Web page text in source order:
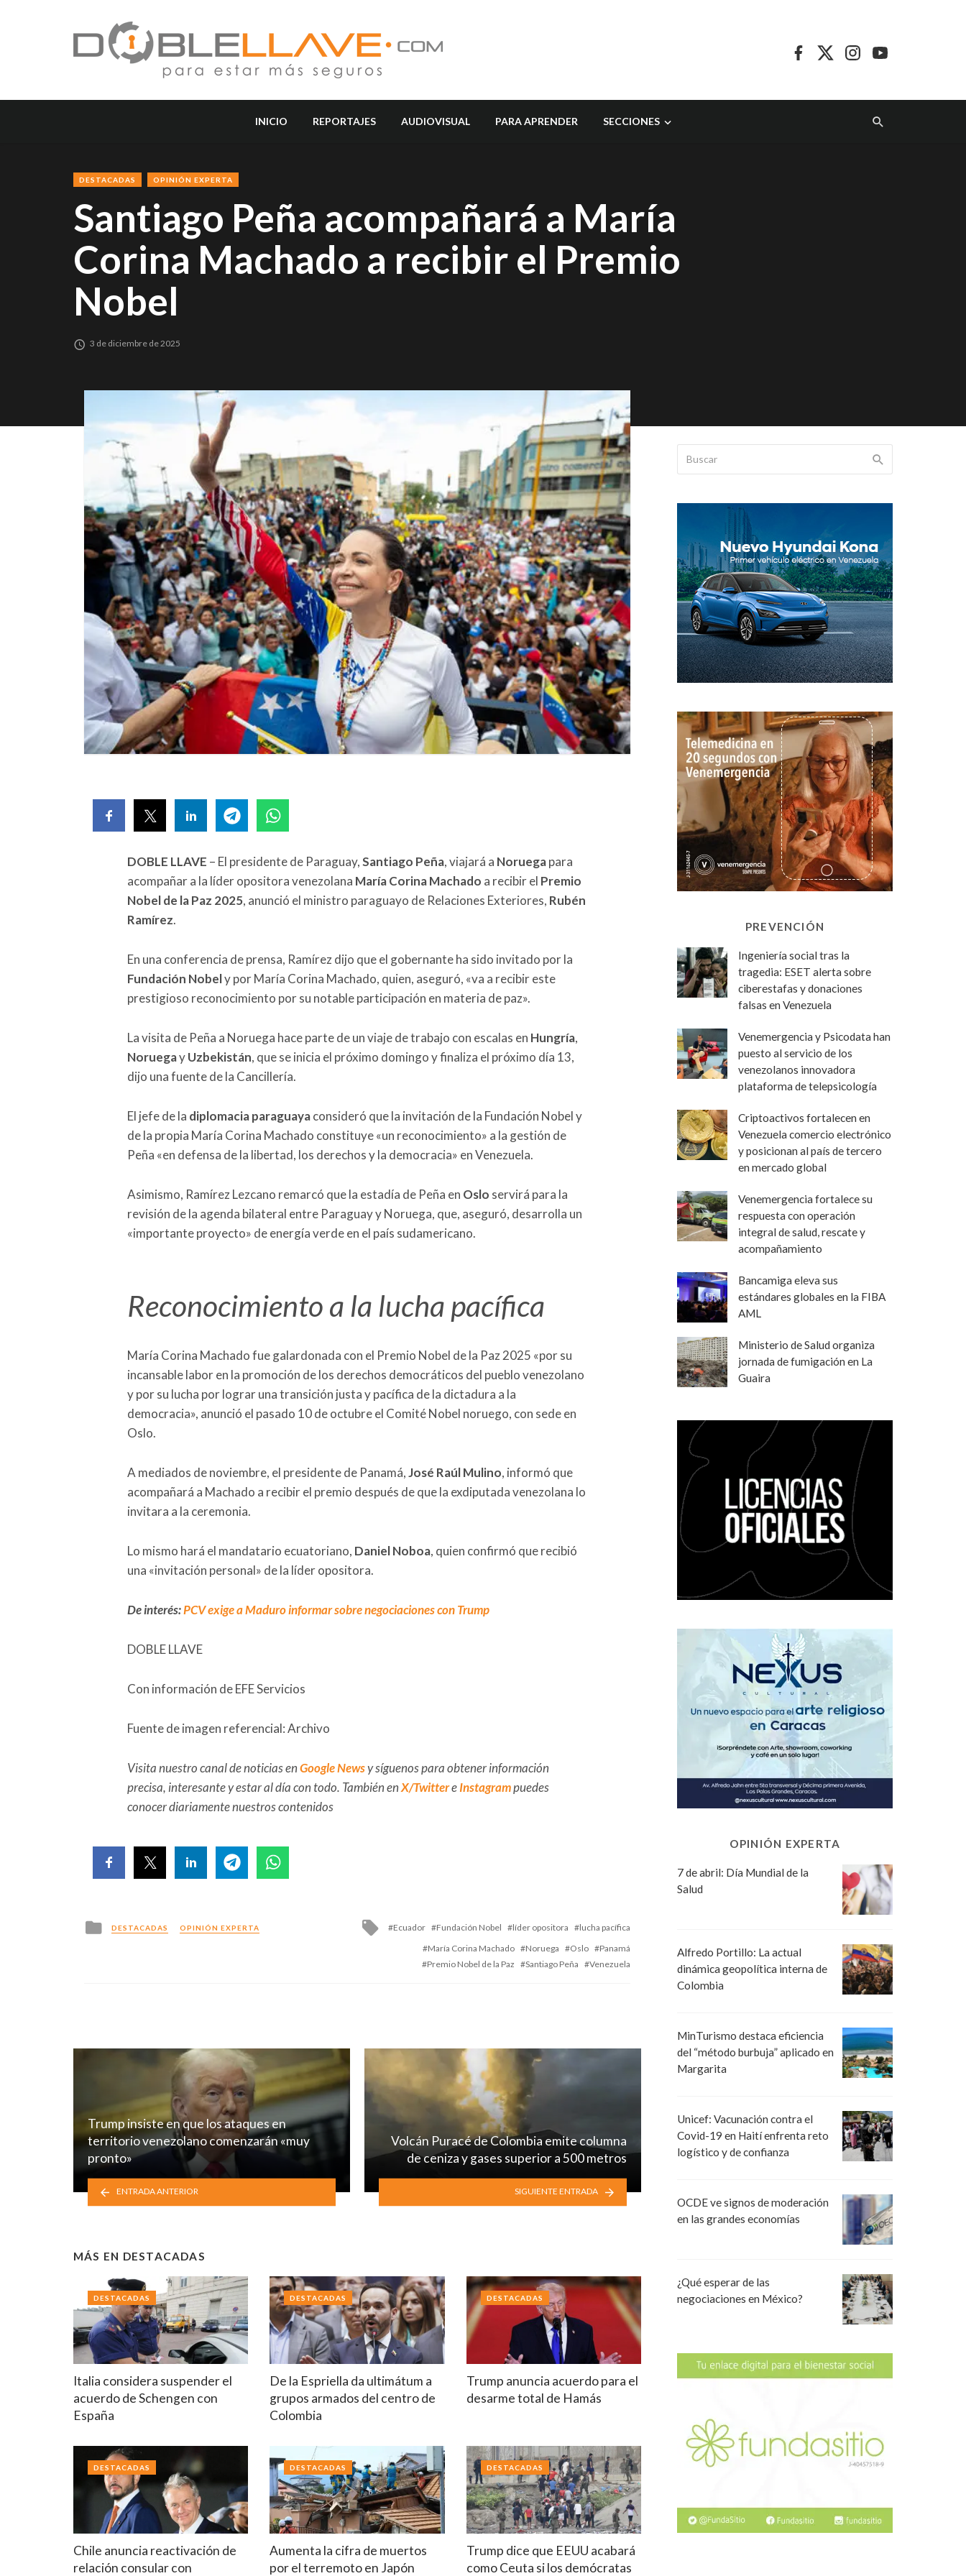
INICIO REPORTAJES AUDIOVISUAL PARA APRENDER SECCIONES
DESTACADAS OPINIÓN EXPERTA
Santiago Peña acompañará a María
Corina Machado a recibir el Premio
Nobel
3 de diciembre de 2025
DOBLE LLAVE – El presidente de Paraguay,Santiago Peña, viajará a Noruegapara
acompañar a la líder opositora venezolana María Corina Machado a recibir el Premio
Nobel de la Paz 2025, anunció el ministro paraguayo de Relaciones Exteriores, Rubén
Ramírez.
En una conferencia de prensa, Ramírez dijo que el gobernante ha sido invitado por la
Fundación Nobely por María Corina Machado, quien, aseguró, «va a recibir este
prestigioso reconocimiento por su notable participación en materia de paz».
La visita de Peña a Noruega hace parte de un viaje de trabajo con escalas en Hungría,
NoruegayUzbekistán, que se inicia el próximo domingo y finaliza el próximo día 13,
dijo una fuente de la Cancillería.
El jefe de la diplomacia paraguayaconsideró que la invitación de la Fundación Nobel y
de la propia María Corina Machado constituye «un reconocimiento» a la gestión de
Peña «en defensa de la libertad, los derechos y la democracia» en Venezuela.
Asimismo, Ramírez Lezcano remarcó que la estadía de Peña en Oslo servirá para la
revisión de la agenda bilateral entre Paraguay y Noruega, que, aseguró, desarrolla un
«importante proyecto» de energía verde en el país sudamericano.
Reconocimiento a la lucha pacífica
María Corina Machado fue galardonada con el Premio Nobel de la Paz 2025 «por su
incansable labor en la promoción de los derechos democráticos del pueblo venezolano
y por su lucha por lograr una transición justa y pacífica de la dictadura a la
democracia», anunció el pasado 10 de octubre el Comité Nobel noruego, con sede en
Oslo.
A mediados de noviembre, el presidente de Panamá,José Raúl Mulino, informó que
acompañará a Machado a recibir el premio después de que la exdiputada venezolana lo
invitara a la ceremonia.
Lo mismo hará el mandatario ecuatoriano, Daniel Noboa, quien confirmó que recibió
una «invitación personal» de la líder opositora.
De interés:PCV exige a Maduro informar sobre negociaciones con Trump
DOBLE LLAVE
Con información de EFE Servicios
Fuente de imagen referencial: Archivo
Visita nuestro canal de noticias enGoogle Newsy síguenos para obtener información
precisa, interesante y estar al día con todo. También enX/TwittereInstagrampuedes
conocer diariamente nuestros contenidos
Posted
in
DESTACADAS OPINIÓN EXPERTA
Tagged
with
Ecuador Fundación Nobel líder opositora
lucha pacífica
María Corina Machado
Noruega Oslo
Panamá
Premio Nobel de la Paz
Santiago Peña Venezuela
Trump insiste en que los ataques en
territorio venezolano comenzarán «muy
pronto»
ENTRADA ANTERIOR
Volcán Puracé de Colombia emite columna
de ceniza y gases superior a 500 metros
SIGUIENTE ENTRADA
MÁS EN DESTACADAS
Italia considera suspender el
acuerdo de Schengen con
España
DESTACADAS
De la Espriella da ultimátum a
grupos armados del centro de
Colombia
DESTACADAS
Trump anuncia acuerdo para el
desarme total de Hamás
DESTACADAS
Chile anuncia reactivación de
relación consular con
DESTACADAS
Aumenta la cifra de muertos
por el terremoto en Japón
DESTACADAS
Trump dice que EEUU acabará
como Ceuta si los demócratas
DESTACADAS
PREVENCIÓN
Ingeniería social tras la
tragedia: ESET alerta sobre
ciberestafas y donaciones
falsas en Venezuela
Venemergencia y Psicodata han
puesto al servicio de los
venezolanos innovadora
plataforma de telepsicología
Criptoactivos fortalecen en
Venezuela comercio electrónico
y posicionan al país de tercero
en mercado global
Venemergencia fortalece su
respuesta con operación
integral de salud, rescate y
acompañamiento
Bancamiga eleva sus
estándares globales en la FIBA
AML
Ministerio de Salud organiza
jornada de fumigación en La
Guaira
OPINIÓN EXPERTA
7 de abril: Día Mundial de la
Salud
Alfredo Portillo: La actual
dinámica geopolítica interna de
Colombia
MinTurismo destaca eficiencia
del “método burbuja” aplicado en
Margarita
Unicef: Vacunación contra el
Covid-19 en Haití enfrenta reto
logístico y de confianza
OCDE ve signos de moderación
en las grandes economías
¿Qué esperar de las
negociaciones en México?